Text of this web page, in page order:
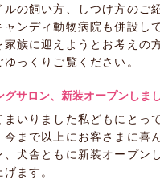
の飼い方、しつけ方のご
ンディ動物病院も併設し
族に迎えようとお考えの
っくりご覧ください。
サロン、新装オープンしまし
いりました私どもにとっ
まで以上にお客さまに喜
犬舎ともに新装オープン
ます。